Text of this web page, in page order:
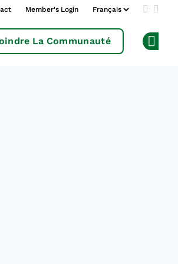
Member's Login Add us
La Communauté